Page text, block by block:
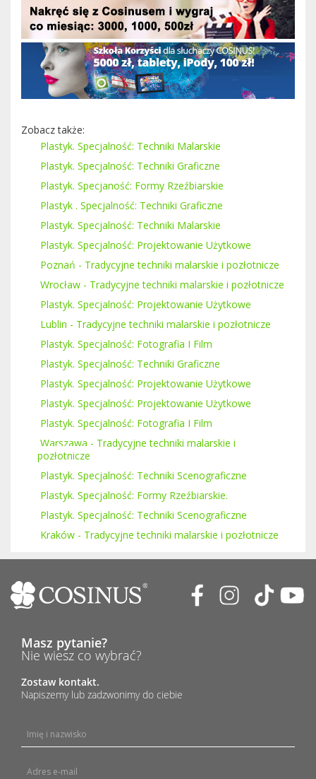
Zobacz także:
Plastyk. Specjalność: Techniki Malarskie
Plastyk. Specjalność: Techniki Graficzne
Plastyk. Specjaność: Formy Rzeźbiarskie
Plastyk . Specjalność: Techniki Graficzne
Plastyk. Specjalność: Techniki Malarskie
Plastyk. Specjalność: Projektowanie Użytkowe
Poznań - Tradycyjne techniki malarskie i pozłotnicze
Wrocław - Tradycyjne techniki malarskie i pozłotnicze
Plastyk. Specjalność: Projektowanie Użytkowe
Lublin - Tradycyjne techniki malarskie i pozłotnicze
Plastyk. Specjalność: Fotografia I Film
Plastyk. Specjalność: Techniki Graficzne
Plastyk. Specjalność: Projektowanie Użytkowe
Plastyk. Specjalność: Projektowanie Użytkowe
Plastyk. Specjalność: Fotografia I Film
Warszawa - Tradycyjne techniki malarskie i
pozłotnicze
Plastyk. Specjalność: Techniki Scenograficzne
Plastyk. Specjalność: Formy Rzeźbiarskie.
Plastyk. Specjalność: Techniki Scenograficzne
Kraków - Tradycyjne techniki malarskie i pozłotnicze
Masz pytanie?
Nie wiesz co wybrać?
Zostaw kontakt.
Napiszemy lub zadzwonimy do ciebie